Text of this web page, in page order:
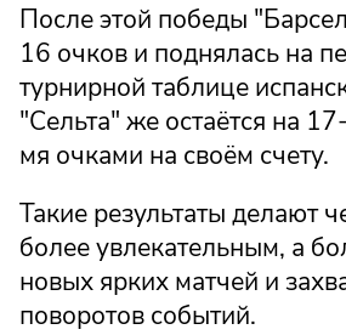
После этой победы
16 очков и поднялась на
турнирной таблице
"Сельта" же остаётся на
мя очками на своём счету.
Такие результаты делают
более увлекательным, а
новых ярких матчей и
поворотов событий.